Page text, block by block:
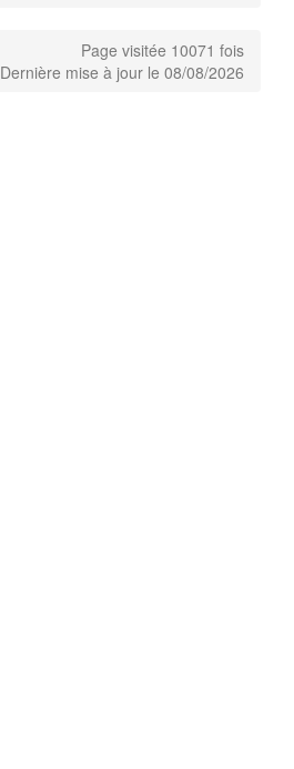
Page visitée 10071 fois
Dernière mise à jour le 08/08/2026